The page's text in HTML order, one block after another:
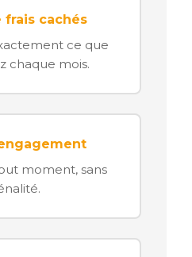
frais cachés
ce que
chaque mois.
moment, sans